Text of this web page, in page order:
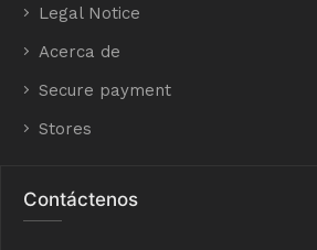
Legal Notice
Acerca de
Secure payment
Stores
Contáctenos